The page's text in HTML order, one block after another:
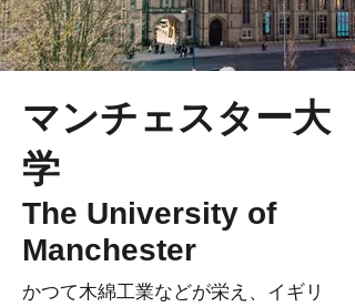
マンチェスター大
学
The University of
Manchester
かつて木綿工業などが栄え、イギリ